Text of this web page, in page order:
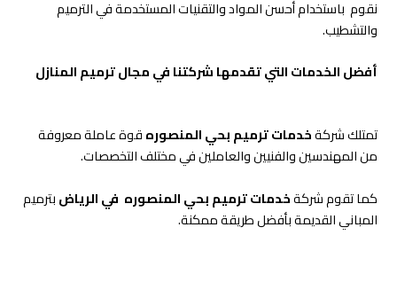
نقوم باستخدام أحسن المواد والتقنيات المستخدمة في الترميم
والتشطيب.
أفضل الخدمات التي تقدمها شركتنا في مجال ترميم المنازل
تمتلك شركةخدمات ترميم بحي المنصورهقوة عاملة معروفة
من المهندسين والفنيين والعاملين في مختلف التخصصات.
كما تقوم شركةخدمات ترميم بحي المنصوره في الرياضبترميم
المباني القديمة بأفضل طريقة ممكنة.